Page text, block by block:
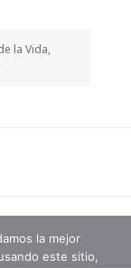
la Vida,
la mejor
este sitio,